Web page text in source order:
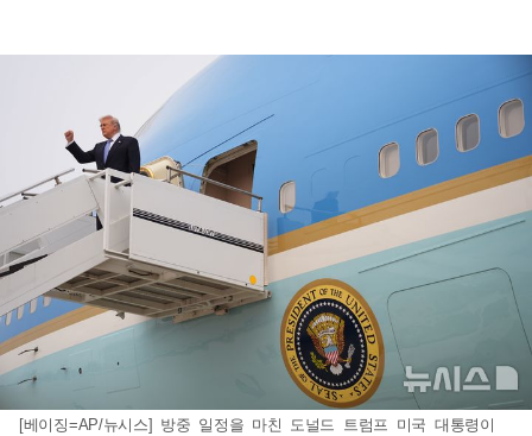
[베이징=AP/뉴시스] 방중 일정을 마친 도널드 트럼프 미국 대통령이